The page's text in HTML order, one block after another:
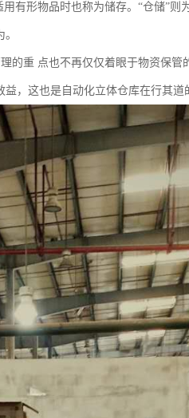
有形物品时也称为储存。“仓储”则
的重 点也不再仅仅着眼于物资保管
，这也是自动化立体仓库在行其道